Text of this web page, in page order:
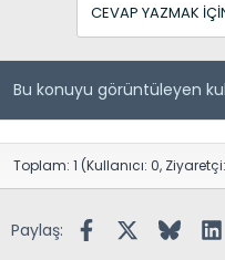
CEVAP YAZMAK
Bu konuyu görüntüleyen
Toplam: 1 (Kullanıcı: 0,
Paylaş: FacebookX (Twitter)
Bluesky